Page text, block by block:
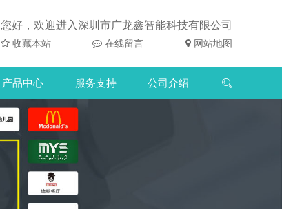
您好，欢迎进入深圳市广龙鑫智能科技有限公司
收藏本站 在线留言 网站地图
产品中心 服务支持 公司介绍